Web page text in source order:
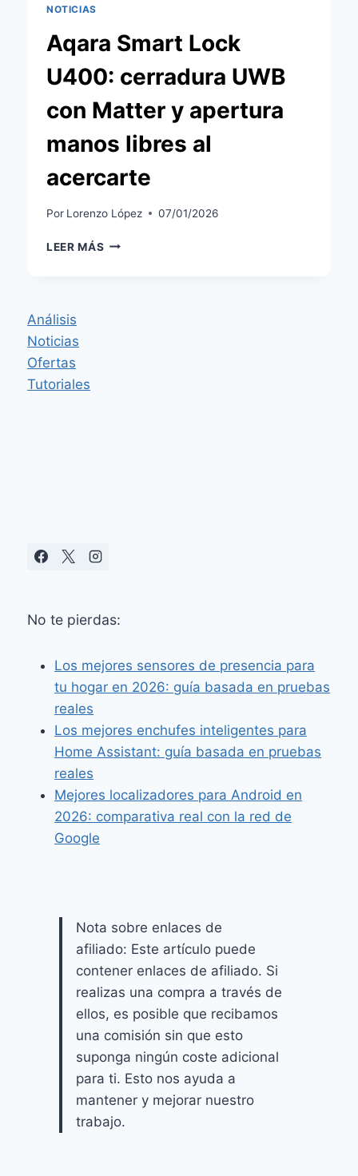
NOTICIAS
Aqara Smart Lock
U400: cerradura UWB
con Matter y apertura
manos libres al
acercarte
Por Lorenzo López 07/01/2026
LEER MÁS AQARA
Análisis
Noticias
Ofertas
Tutoriales
No te pierdas:
Los mejores sensores de presencia para
tu hogar en 2026: guía basada en pruebas
reales
Los mejores enchufes inteligentes para
Home Assistant: guía basada en pruebas
reales
Mejores localizadores para Android en
2026: comparativa real con la red de
Google
Nota sobre enlaces de
afiliado: Este artículo puede
contener enlaces de afiliado. Si
realizas una compra a través de
ellos, es posible que recibamos
una comisión sin que esto
suponga ningún coste adicional
para ti. Esto nos ayuda a
mantener y mejorar nuestro
trabajo.